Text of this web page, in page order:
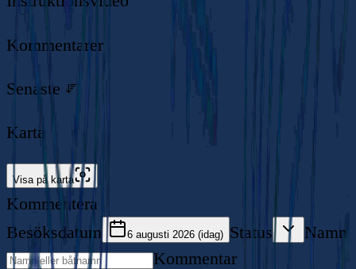
Kommentarer
Senaste
Karta
Visa på karta
Kommentera
Besöksdatum
6 augusti 2026 (idag) Status
Namn
Kommentar